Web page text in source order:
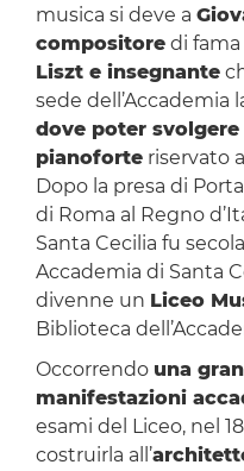
musica si deve a
compositoredi fama
Liszt e insegnante
sede dell’Accademia
dove poter
pianoforteriservato
Dopo la presa di
di Roma al Regno
Santa Cecilia fu
Accademia di Santa
divenne un Liceo
Biblioteca
Occorrendo una
manifestazioni
esami del Liceo, nel
costruirla all’